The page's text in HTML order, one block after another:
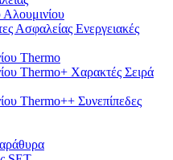
Ασφαλείας Ενεργειακές
Thermo
Thermo+ Χαρακτές Σειρά
Thermo++ Συνεπίπεδες